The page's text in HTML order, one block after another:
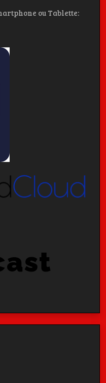
ou Tablette: